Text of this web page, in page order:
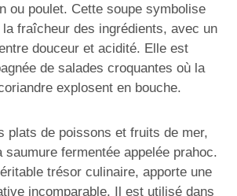
ou poulet. Cette soupe symbolise
fraîcheur des ingrédients, avec un
douceur et acidité. Elle est
de salades croquantes où la
explosent en bouche.
plats de poissons et fruits de mer,
saumure fermentée appelée prahoc.
trésor culinaire, apporte une
incomparable. Il est utilisé dans